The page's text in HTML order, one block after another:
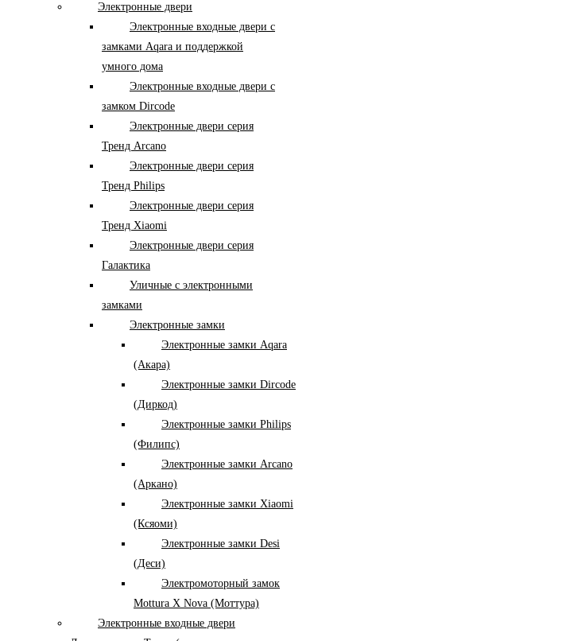
Электронные двери
Электронные входные двери с
замками Aqara и поддержкой
умного дома
Электронные входные двери с
замком Dircode
Электронные двери серия
Тренд Arcano
Электронные двери серия
Тренд Philips
Электронные двери серия
Тренд Xiaomi
Электронные двери серия
Галактика
Уличные с электронными
замками
Электронные замки
Электронные замки Aqara
(Акара)
Электронные замки Dircode
(Диркод)
Электронные замки Philips
(Филипс)
Электронные замки Arcano
(Аркано)
Электронные замки Xiaomi
(Ксяоми)
Электронные замки Desi
(Деси)
Электромоторный замок
Mottura X Nova (Моттура)
Электронные входные двери